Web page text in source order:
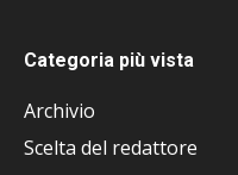
Categoria più vista
Archivio
Scelta del redattore